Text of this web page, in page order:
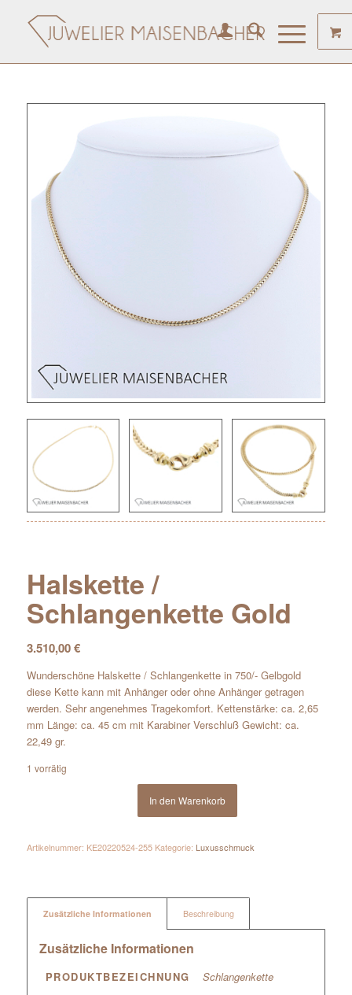
Halskette /
Schlangenkette Gold
3.510,00€
Wunderschöne Halskette / Schlangenkette in 750/- Gelbgold
diese Kette kann mit Anhänger oder ohne Anhänger getragen
werden. Sehr angenehmes Tragekomfort. Kettenstärke: ca. 2,65
mm Länge: ca. 45 cm mit Karabiner Verschluß Gewicht: ca.
22,49 gr.
1 vorrätig
In den Warenkorb
Artikelnummer: KE20220524-255 Kategorie: Luxusschmuck
Zusätzliche Informationen Beschreibung
Zusätzliche Informationen
PRODUKTBEZEICHNUNG
Schlangenkette